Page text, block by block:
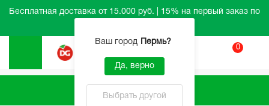
Бесплатная доставка от 15.000 руб. | 15% на первый заказ по
Ваш город Пермь?
Да, верно
Выбрать другой
0
Каталог